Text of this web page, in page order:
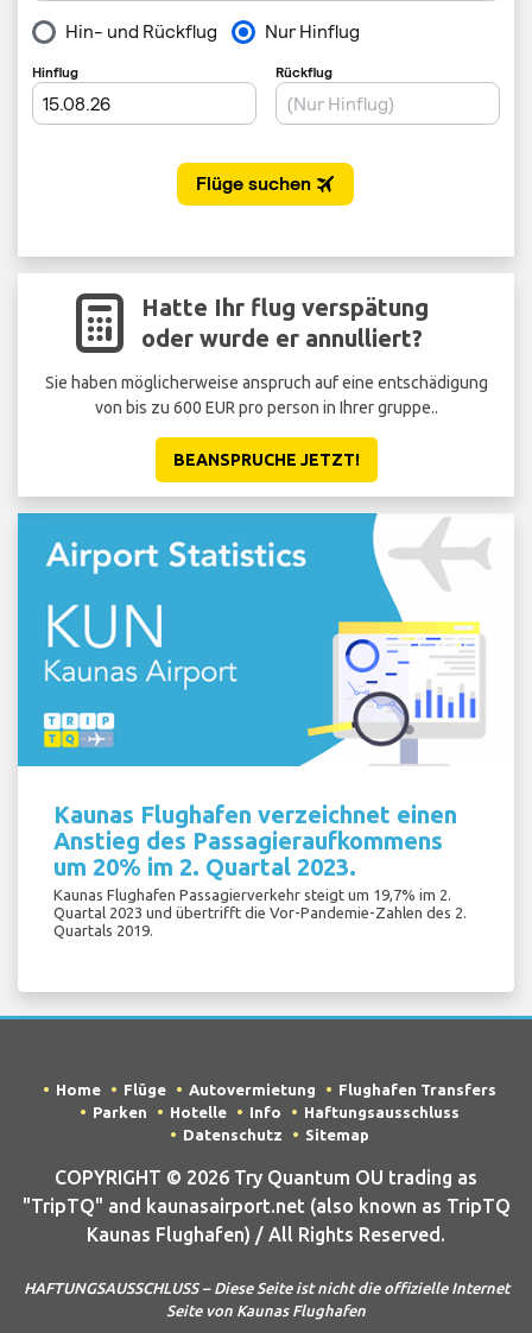
Hatte Ihr flug verspätung
oder wurde er annulliert?
Sie haben möglicherweise anspruch auf eine entschädigung
von bis zu 600 EUR pro person in Ihrer gruppe..
BEANSPRUCHE JETZT!
Kaunas Flughafen verzeichnet einen
Anstieg des Passagieraufkommens
um 20% im 2. Quartal 2023.
Kaunas Flughafen Passagierverkehr steigt um 19,7% im 2.
Quartal 2023 und übertrifft die Vor-Pandemie-Zahlen des 2.
Quartals 2019.
Home Flüge Autovermietung
Flughafen Transfers
Parken
Hotelle Info
Haftungsausschluss
Datenschutz
Sitemap
COPYRIGHT © 2026 Try Quantum OU trading as
"TripTQ" and kaunasairport.net (also known as TripTQ
Kaunas Flughafen) / All Rights Reserved.
HAFTUNGSAUSSCHLUSS – Diese Seite ist nicht die offizielle Internet
Seite von Kaunas Flughafen